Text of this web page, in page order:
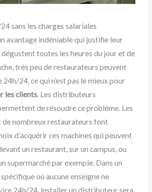
sans les charges salariales
avantage indéniable qui justifie leur
dégustent toutes les heures du jour et de
très peu de restaurateurs peuvent
24, ce qui n’est pas le mieux pour
les clients. Les distributeurs
de résoudre ce problème. Les
de nombreux restaurateurs font
d’acquérir ces machines qui peuvent
un restaurant, sur un campus, ou
supermarché par exemple. Dans un
où aucune enseigne ne